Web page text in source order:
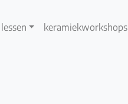
keramiekworkshops